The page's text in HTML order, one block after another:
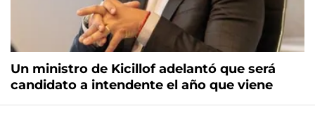
Un ministro de Kicillof adelantó que será
candidato a intendente el año que viene